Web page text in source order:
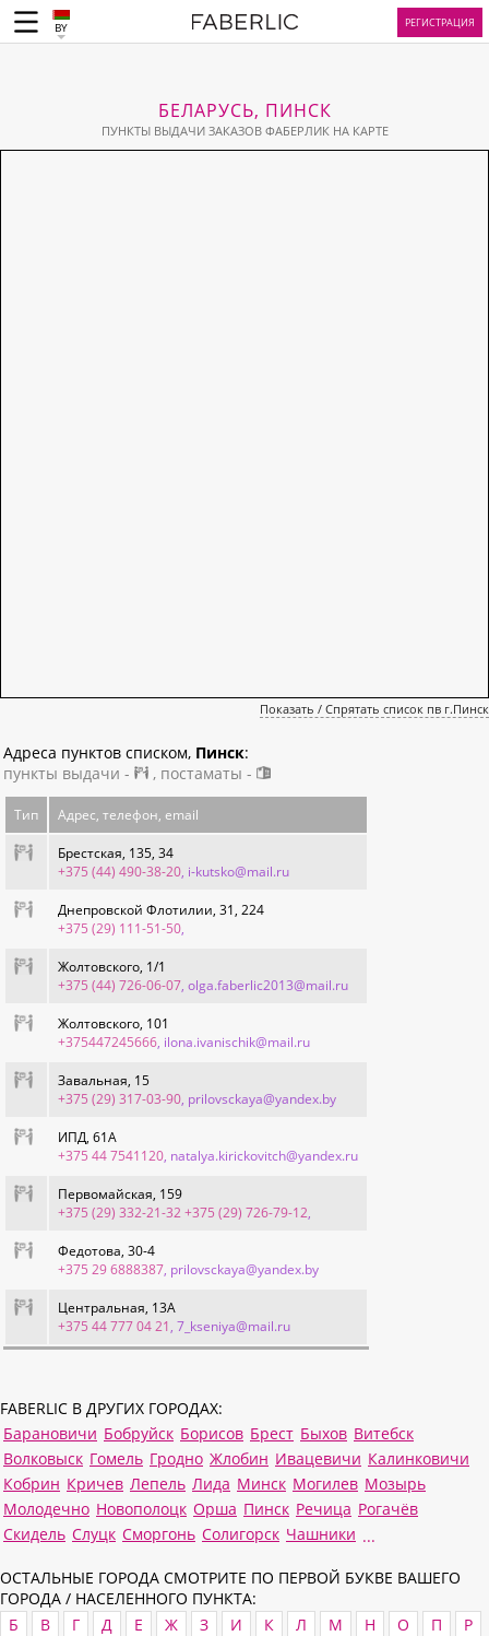
BY РЕГИСТРАЦИЯ
БЕЛАРУСЬ, ПИНСК
ПУНКТЫ ВЫДАЧИ ЗАКАЗОВ ФАБЕРЛИК НА КАРТЕ
Показать / Спрятать список пв г.Пинск
Адреса пунктов списком, Пинск:
пункты выдачи -
, постаматы -
Тип Адрес, телефон, email
Брестская, 135, 34
+375 (44) 490-38-20, i-kutsko@mail.ru
Днепровской Флотилии, 31, 224
+375 (29) 111-51-50,
Жолтовского, 1/1
+375 (44) 726-06-07, olga.faberlic2013@mail.ru
Жолтовского, 101
+375447245666, ilona.ivanischik@mail.ru
Завальная, 15
+375 (29) 317-03-90, prilovsckaya@yandex.by
ИПД, 61А
+375 44 7541120, natalya.kirickovitch@yandex.ru
Первомайская, 159
+375 (29) 332-21-32 +375 (29) 726-79-12,
Федотова, 30-4
+375 29 6888387, prilovsckaya@yandex.by
Центральная, 13А
+375 44 777 04 21, 7_kseniya@mail.ru
FABERLIC В ДРУГИХ ГОРОДАХ:
Барановичи Бобруйск Борисов Брест Быхов Витебск
Волковыск Гомель Гродно Жлобин Ивацевичи Калинковичи
Кобрин Кричев Лепель Лида Минск Могилев Мозырь
Молодечно Новополоцк Орша Пинск Речица Рогачёв
Скидель Слуцк Сморгонь Солигорск Чашники ...
ОСТАЛЬНЫЕ ГОРОДА СМОТРИТЕ ПО ПЕРВОЙ БУКВЕ ВАШЕГО
ГОРОДА / НАСЕЛЕННОГО ПУНКТА:
Б
В Г Д Е Ж З И К Л М Н О П
Р